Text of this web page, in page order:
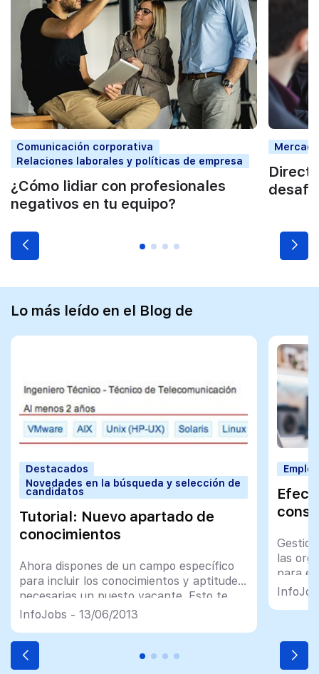
Comunicación corporativa
Relaciones laborales y políticas de empresa
¿Cómo lidiar con profesionales
negativos en tu equipo?
Lo más leído en el Blog de
Destacados
Novedades en la búsqueda y selección de
candidatos
Tutorial: Nuevo apartado de
conocimientos
Ahora dispones de un campo específico
para incluir los conocimientos y aptitudes
necesarias un puesto vacante. Esto te
facilita encontrar a los candidatos que
InfoJobs - 13/06/2013
las
para el